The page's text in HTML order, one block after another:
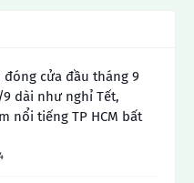
cửa đầu tháng 9
dài như nghỉ Tết,
nổi tiếng TP HCM bất